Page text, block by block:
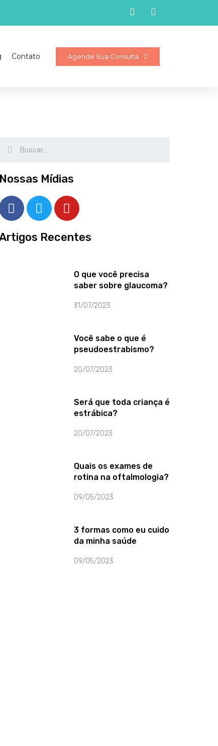
Contato Agende Sua Consulta
Nossas Mídias
Recentes
O que você precisa
saber sobre glaucoma?
31/07/2023
Você sabe o que é
pseudoestrabismo?
20/07/2023
Será que toda criança é
estrábica?
20/07/2023
Quais os exames de
rotina na oftalmologia?
09/05/2023
3 formas como eu cuido
da minha saúde
09/05/2023